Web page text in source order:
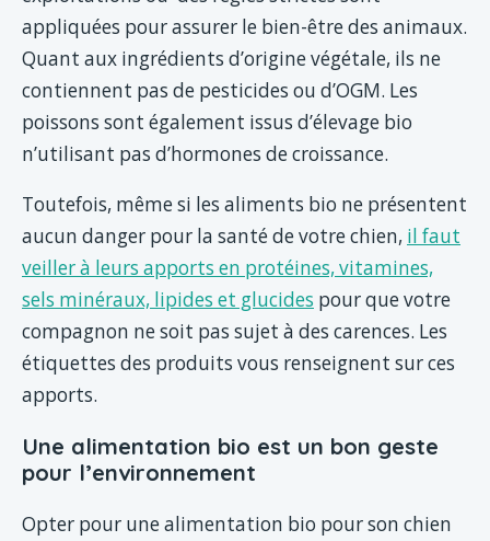
appliquées pour assurer le bien-être des animaux.
Quant aux ingrédients d’origine végétale, ils ne
contiennent pas de pesticides ou d’OGM. Les
poissons sont également issus d’élevage bio
n’utilisant pas d’hormones de croissance.
Toutefois, même si les aliments bio ne présentent
aucun danger pour la santé de votre chien, il faut
veiller à leurs apports en protéines, vitamines,
sels minéraux, lipides et glucides pour que votre
compagnon ne soit pas sujet à des carences. Les
étiquettes des produits vous renseignent sur ces
apports.
Une alimentation bio est un bon geste
pour l’environnement
Opter pour une alimentation bio pour son chien